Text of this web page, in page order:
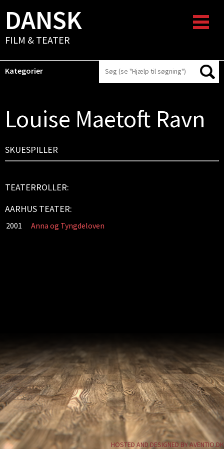
DANSK
FILM & TEATER
Kategorier
Louise Maetoft Ravn
SKUESPILLER
TEATERROLLER:
AARHUS TEATER:
2001 Anna og Tyngdeloven
HOSTED AND DESIGNED BY AVENTIO.DK